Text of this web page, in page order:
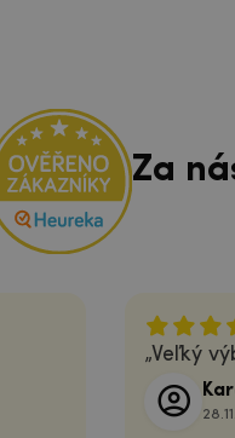
Za
Veľký